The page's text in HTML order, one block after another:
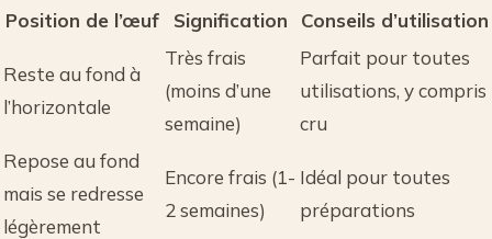
Position de l’œuf Signification Conseils d’utilisation
Reste au fond à
l’horizontale
Très frais
(moins d’une
semaine)
Parfait pour toutes
utilisations, y compris
cru
Repose au fond
mais se redresse
légèrement
Encore frais (1-
2 semaines)
Idéal pour toutes
préparations